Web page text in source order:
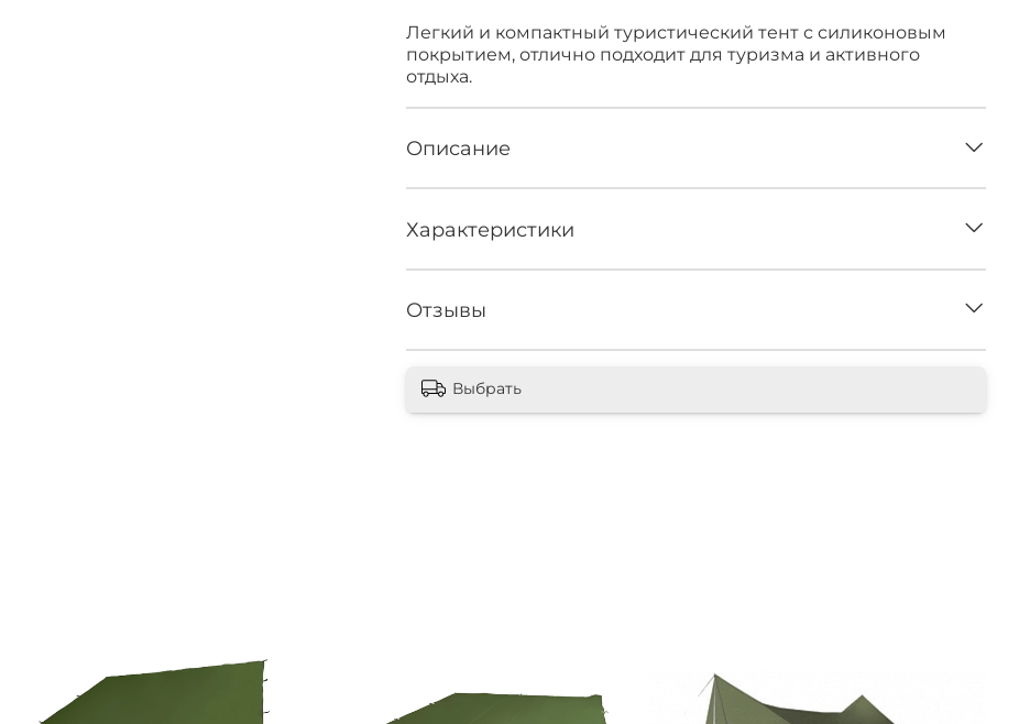
Легкий и компактный туристический тент с силиконовым
покрытием, отлично подходит для туризма и активного
отдыха.
Описание
Характеристики
Отзывы
Выбрать